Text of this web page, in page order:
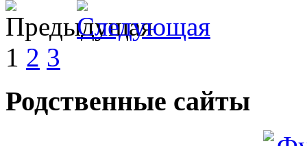
1 2 3
Родственные сайты